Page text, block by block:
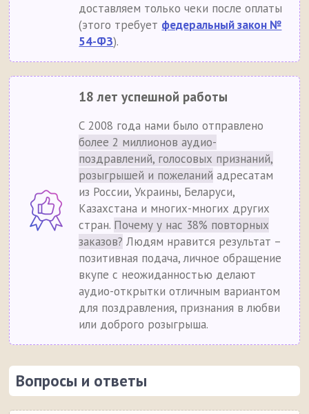
доставляем только чеки после оплаты
(этого требует федеральный закон №
54-ФЗ).
18 лет успешной работы
С 2008 года нами было отправлено
более 2 миллионов аудио-
поздравлений, голосовых признаний,
розыгрышей и пожеланий адресатам
из России, Украины, Беларуси,
Казахстана и многих-многих других
стран. Почему у нас 38% повторных
заказов? Людям нравится результат –
позитивная подача, личное обращение
вкупе с неожиданностью делают
аудио-открытки отличным вариантом
для поздравления, признания в любви
или доброго розыгрыша.
Вопросы и ответы